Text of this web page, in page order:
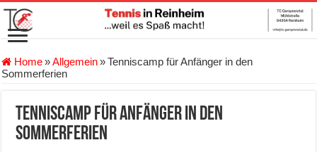
Home»Allgemein»Tenniscamp für Anfänger in den
Sommerferien
Tenniscamp für Anfänger in den
Sommerferien